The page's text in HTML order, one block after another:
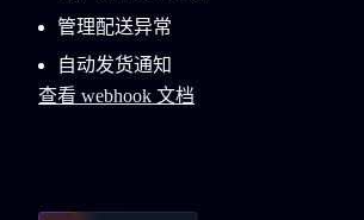
管理配送异常
自动发货通知
查看 webhook 文档